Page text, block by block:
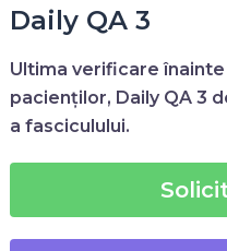
Daily QA 3
Ultima verificare
pacienților, Daily QA 3
a fasciculului.